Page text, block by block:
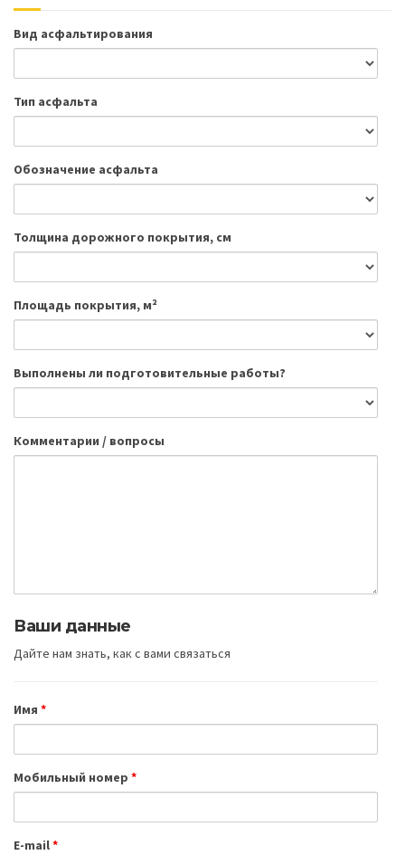
Вид асфальтирования
Тип асфальта
Обозначение асфальта
Толщина дорожного покрытия, см
Площадь покрытия, м²
Выполнены ли подготовительные работы?
Комментарии / вопросы
Ваши данные
Дайте нам знать, как с вами связаться
Имя *
Мобильный номер *
E-mail*